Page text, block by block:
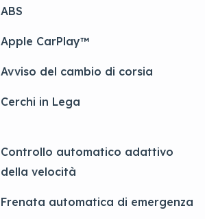
ABS
Apple CarPlay™
Avviso del cambio di corsia
Cerchi in Lega
Controllo automatico adattivo
della velocità
Frenata automatica di emergenza